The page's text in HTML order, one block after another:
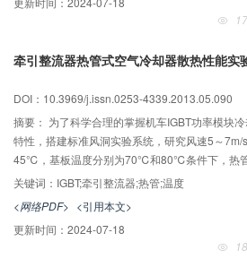
牵引整流器热管式空气冷却器散热性能实
DOI：10.3969/j.issn.0253-4339.2013.05.090
摘要： 为了科学合理的掌握机车IGBT功率模块
特性，搭建标准风洞实验系统，研究风速5～7m/
45℃，基板温度分别为70℃和80℃条件下，热
板的工作温度范围以及进风速度和温度对换热的
进风速度和进风温度下，冷却器正常工作时，
越大，当基板温度为80℃时，冷却器的散热量
却器的散热量可以得到：在机车正常工作时，冷
～90℃之间。进风速度小于进风温度对换热量的
关键词： IGBT;牵引整流器;热管;温度
<网络PDF> <引用本文>
更新时间： 2024-07-18